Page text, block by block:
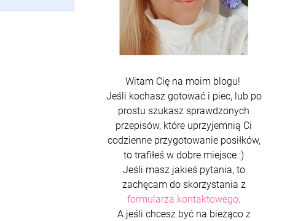
Witam Cię na moim blogu!
Jeśli kochasz gotować i piec, lub po
prostu szukasz sprawdzonych
przepisów, które uprzyjemnią Ci
codzienne przygotowanie posiłków,
to trafiłeś w dobre miejsce :)
Jeśli masz jakieś pytania, to
zachęcam do skorzystania z
formularza kontaktowego.
A jeśli chcesz być na bieżąco z